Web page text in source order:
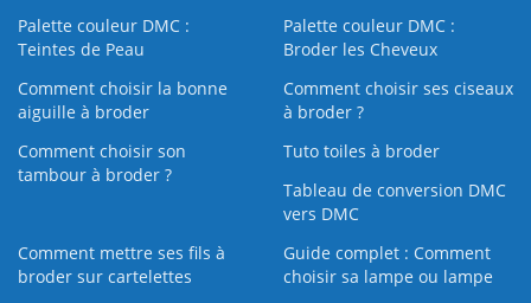
Palette couleur DMC :
Teintes de Peau
Palette couleur DMC :
Broder les Cheveux
Comment choisir la bonne
aiguille à broder
Comment choisir ses ciseaux
à broder ?
Comment choisir son
tambour à broder ?
Tuto toiles à broder
Tableau de conversion DMC
vers DMC
Comment mettre ses fils à
broder sur cartelettes
Guide complet : Comment
choisir sa lampe ou lampe